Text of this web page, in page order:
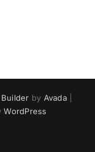
by Avada|
WordPress